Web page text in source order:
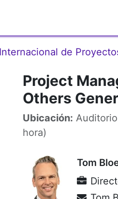
de
Project
Others
Ubicación:
hora)
Tom